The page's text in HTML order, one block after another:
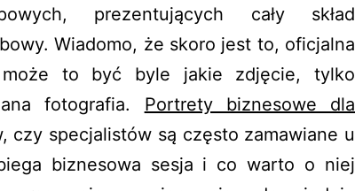
prezentujących cały skład
Wiadomo, że skoro jest to, oficjalna
to być byle jakie zdjęcie, tylko
fotografia. Portrety biznesowe dla
czy specjalistów są często zamawiane u
biznesowa sesja i co warto o niej